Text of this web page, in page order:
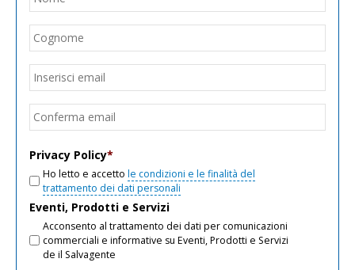
Email
Privacy Policy*
Ho letto e accetto le condizioni e le finalità del
trattamento dei dati personali
Eventi, Prodotti e Servizi
Acconsento al trattamento dei dati per comunicazioni
commerciali e informative su Eventi, Prodotti e Servizi
de il Salvagente